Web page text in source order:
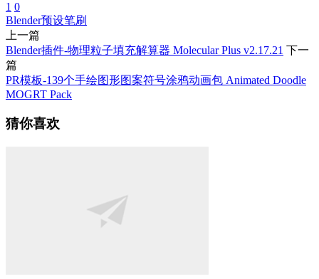
1 0
Blender预设笔刷
上一篇
Blender插件-物理粒子填充解算器 Molecular Plus v2.17.21 下一
篇
PR模板-139个手绘图形图案符号涂鸦动画包 Animated Doodle
MOGRT Pack
猜你喜欢